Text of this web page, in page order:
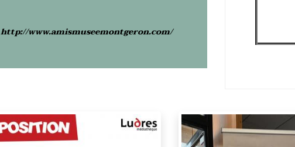
http://www.amismuseemontgeron.com/